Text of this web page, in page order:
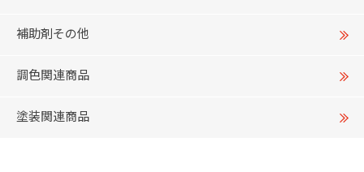
補助剤その他
調色関連商品
塗装関連商品